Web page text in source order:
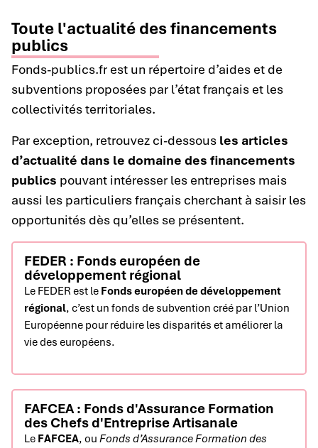
Toute l'actualité des financements
publics
Fonds-publics.fr est un répertoire d’aides et de
subventions proposées par l’état français et les
collectivités territoriales.
Par exception, retrouvez ci-dessous les articles
d’actualité dans le domaine des financements
publics pouvant intéresser les entreprises mais
aussi les particuliers français cherchant à saisir les
opportunités dès qu’elles se présentent.
FEDER : Fonds européen de
développement régional
Le FEDER est le Fonds européen de développement
régional, c’est un fonds de subvention créé par l’Union
Européenne pour réduire les disparités et améliorer la
vie des européens.
FAFCEA : Fonds d'Assurance Formation
des Chefs d'Entreprise Artisanale
Le FAFCEA, ou Fonds d’Assurance Formation des